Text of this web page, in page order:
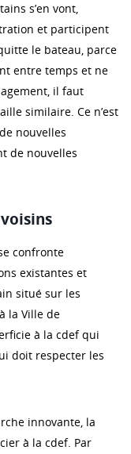
s’en vont,
et participent
le bateau, parce
entre temps et ne
il faut
similaire. Ce n’est
nouvelles
de nouvelles
confronte
existantes et
situé sur les
la Ville de
à la cdef qui
doit respecter les
innovante, la
à la cdef. Par